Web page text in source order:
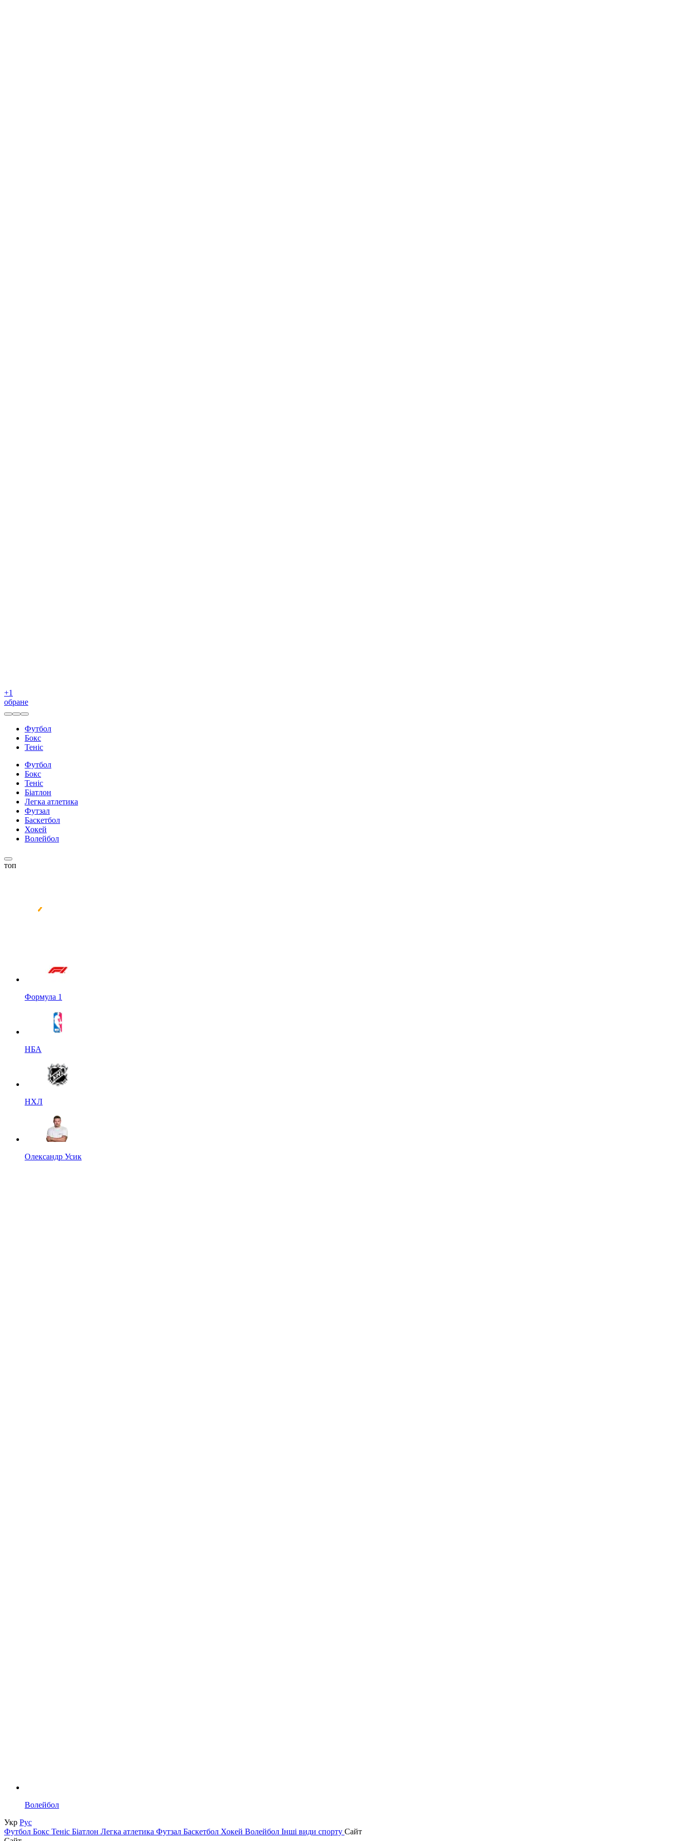
+1
обране
Футбол
Бокс
Теніс
Футбол
Бокс
Теніс
Біатлон
Легка атлетика
Футзал
Баскетбол
Хокей
Волейбол
топ
Формула 1
НБА
НХЛ
Олександр Усик
Волейбол
Укр Рус
Футбол Бокс Теніс Біатлон Легка атлетика Футзал Баскетбол Хокей Волейбол Інші види спорту Сайт